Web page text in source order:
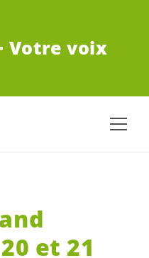
Votre voix
et 21